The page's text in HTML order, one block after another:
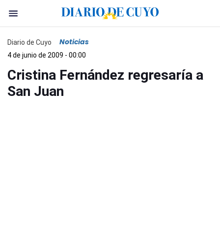
Diario de Cuyo Noticias
4 de junio de 2009 - 00:00
Cristina Fernández regresaría a
San Juan